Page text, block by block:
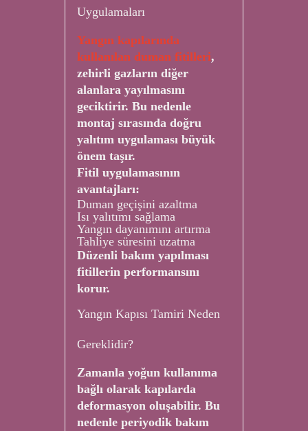
Uygulamaları
Yangın kapılarında
kullanılan duman fitilleri,
zehirli gazların diğer
alanlara yayılmasını
geciktirir. Bu nedenle
montaj sırasında doğru
yalıtım uygulaması büyük
önem taşır.
Fitil uygulamasının
avantajları:
Duman geçişini azaltma
Isı yalıtımı sağlama
Yangın dayanımını artırma
Tahliye süresini uzatma
Düzenli bakım yapılması
fitillerin performansını
korur.
Yangın Kapısı Tamiri Neden
Gereklidir?
Zamanla yoğun kullanıma
bağlı olarak kapılarda
deformasyon oluşabilir. Bu
nedenle periyodik bakım